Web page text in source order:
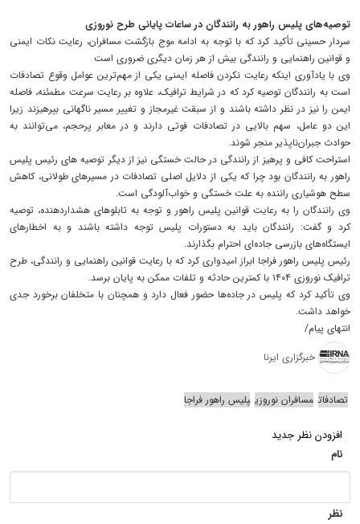
توصیه‌های پلیس راهور به رانندگان در ساعات پایانی طرح نوروزی
سردار حسینی تأکید کرد که با توجه به ادامه موج بازگشت مسافران، رعایت نکات ایمنی
و قوانین راهنمایی و رانندگی بیش از هر زمان دیگری ضروری است
وی با یادآوری اینکه رعایت نکردن فاصله ایمنی یکی از مهم‌ترین عوامل وقوع تصادفات
است به رانندگان توصیه کرد که در شرایط ترافیک، علاوه بر رعایت سرعت مطمئنه، فاصله
ایمن را نیز در نظر داشته باشند و از سبقت غیرمجاز و تغییر مسیر ناگهانی بپرهیزند زیرا
این دو عامل، سهم بالایی در تصادفات فوتی دارند و در معابر پرحجم، می‌توانند به
حوادث جبران‌ناپذیر منجر شوند.
استراحت کافی و پرهیز از رانندگی در حالت خستگی نیز از دیگر توصیه های رئیس پلیس
راهور به رانندگان بود چرا که یکی از دلایل اصلی تصادفات در مسیرهای طولانی، کاهش
سطح هوشیاری راننده به علت خستگی و خواب‌آلودگی است.
وی رانندگان را به رعایت قوانین پلیس راهور و توجه به تابلوهای هشداردهنده، توصیه
کرد و گفت: رانندگان باید به دستورات پلیس توجه داشته باشند و به اخطارهای
ایستگاه‌های بازرسی جاده‌ای احترام بگذارند.
رئیس پلیس راهور فراجا ابراز امیدواری کرد که با رعایت قوانین راهنمایی و رانندگی، طرح
ترافیک نوروزی ۱۴۰۴ با کمترین حادثه و تلفات ممکن به پایان برسد.
وی تأکید کرد که پلیس در جاده‌ها حضور فعال دارد و همچنان با متخلفان برخورد جدی
خواهد داشت.
انتهای پیام/
خبرگزاری ایرنا
تصادفات مسافران نوروزی پلیس راهور فراجا
افزودن نظر جدید
نام
نظر